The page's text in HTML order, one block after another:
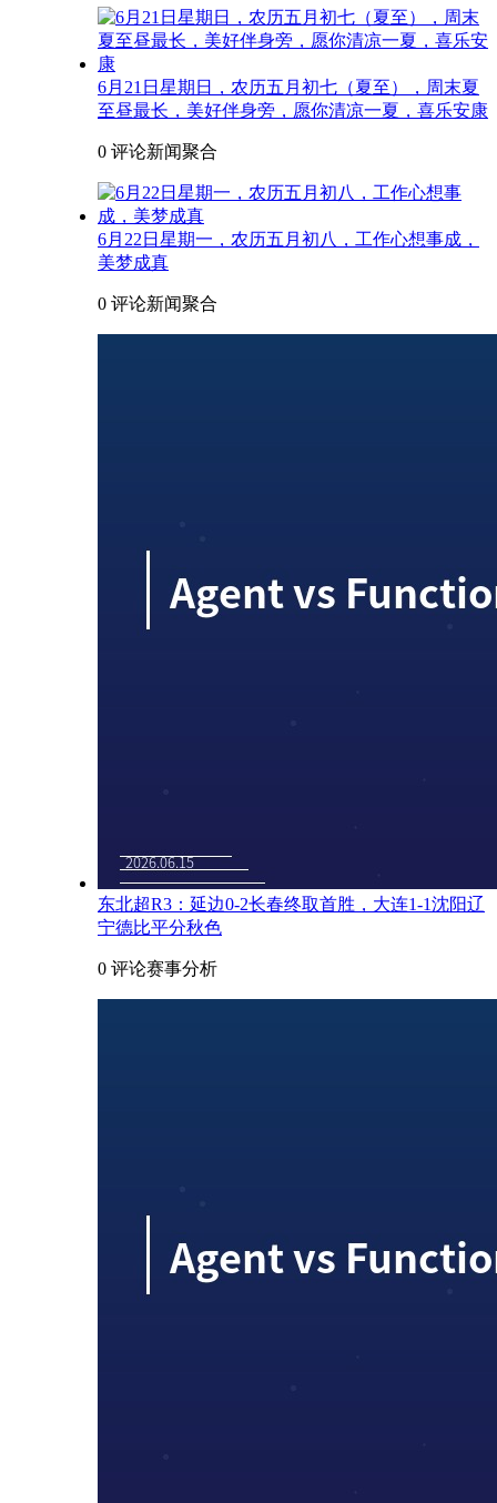
6月21日星期日，农历五月初七（夏至），周末夏
至昼最长，美好伴身旁，愿你清凉一夏，喜乐安康
0 评论新闻聚合
6月22日星期一，农历五月初八，工作心想事成，
美梦成真
0 评论新闻聚合
东北超R3：延边0-2长春终取首胜，大连1-1沈阳辽
宁德比平分秋色
0 评论赛事分析